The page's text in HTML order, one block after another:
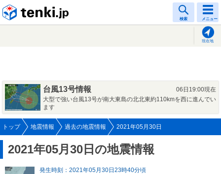
検索 メニュー
現在地
台風13号情報
06日19:00現在
大型で強い台風13号が南大東島の北北東約110kmを西に進んでい
ます
トップ 地震情報 過去の地震情報 2021年05月30日
2021年05月30日の地震情報
発生時刻：2021年05月30日23時40分頃